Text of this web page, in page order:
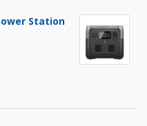
Station